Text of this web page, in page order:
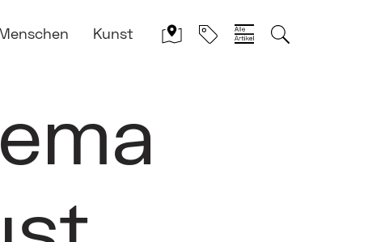
Kunst